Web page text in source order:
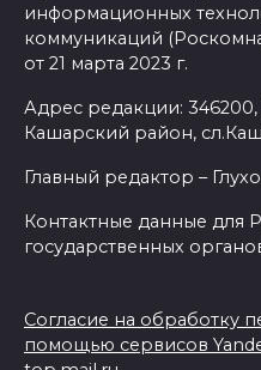
информационных
коммуникаций
от 21 марта 2023 г.
Адрес редакции: 346200,
Кашарский район,
Главный редактор –
Контактные данные для
государственных
Согласие на обработку
помощью сервисов